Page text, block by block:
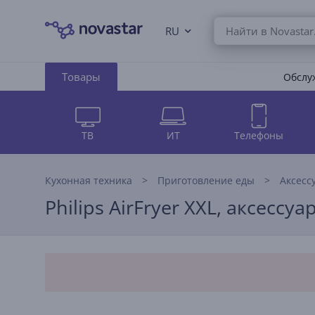
RU
Товары
ТВ ИТ Телефоны
Кухонная техника Приготовление еды
Philips AirFryer XXL,